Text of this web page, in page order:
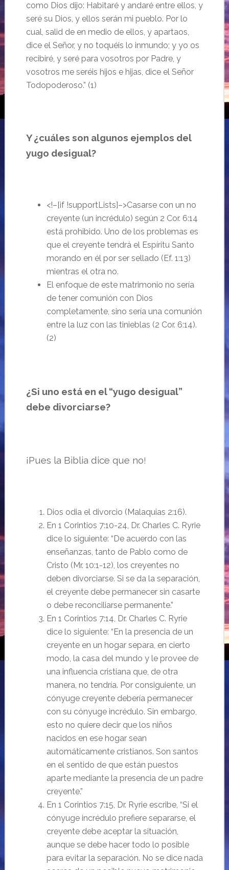
como Dios dijo: Habitaré y andaré entre ellos, y
seré su Dios, y ellos serán mi pueblo. Por lo
cual, salid de en medio de ellos, y apartaos,
dice el Señor, y no toquéis lo inmundo; y yo os
recibiré, y seré para vosotros por Padre, y
vosotros me seréis hijos e hijas, dice el Señor
Todopoderoso.” (1)
Y ¿cuáles son algunos ejemplos del
yugo desigual?
<!–[if !supportLists]–>Casarse con un no
creyente (un incrédulo) según 2 Cor. 6:14
está prohibido. Uno de los problemas es
que el creyente tendrá el Espíritu Santo
morando en él por ser sellado (Ef. 1:13)
mientras el otra no.
El enfoque de este matrimonio no sería
de tener comunión con Dios
completamente, sino sería una comunión
entre la luz con las tinieblas (2 Cor. 6:14).
(2)
¿Si uno está en el “yugo desigual”
debe divorciarse?
¡Pues la Biblia dice que no!
Dios odia el divorcio (Malaquias 2:16).
En 1 Corintios 7:10-24, Dr. Charles C. Ryrie
dice lo siguiente: “De acuerdo con las
enseñanzas, tanto de Pablo como de
Cristo (Mr. 10:1-12), los creyentes no
deben divorciarse. Si se da la separación,
el creyente debe permanecer sin casarte
o debe reconciliarse permanente.”
En 1 Corintios 7:14, Dr. Charles C. Ryrie
dice lo siguiente: “En la presencia de un
creyente en un hogar separa, en cierto
modo, la casa del mundo y le provee de
una influencia cristiana que, de otra
manera, no tendría. Por consiguiente, un
cónyuge creyente debería permanecer
con su cónyuge incrédulo. Sin embargo,
esto no quiere decir que los niños
nacidos en ese hogar sean
automáticamente cristianos. Son santos
en el sentido de que están puestos
aparte mediante la presencia de un padre
creyente.”
En 1 Corintios 7:15, Dr. Ryrie escribe, “Si el
cónyuge incrédulo prefiere separarse, el
creyente debe aceptar la situación,
aunque se debe hacer todo lo posible
para evitar la separación. No se dice nada